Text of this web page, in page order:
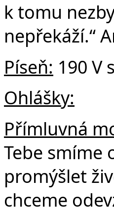
k tomu
nepřekáží.“
Píseň: 190 V
Ohlášky:
Přímluvná
Tebe smíme
promýšlet
chceme